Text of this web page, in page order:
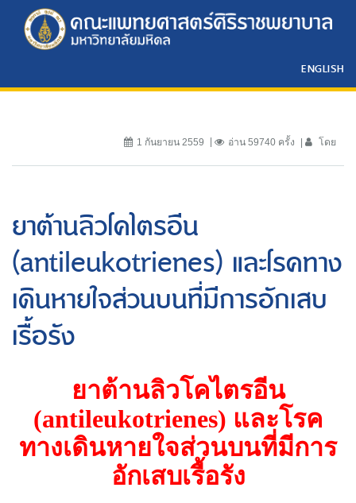
ENGLISH
1 กันยายน 2559 อ่าน 59740 ครั้ง โดย
ยาต้านลิวโคไตรอีน
(antileukotrienes) และโรคทาง
เดินหายใจส่วนบนที่มีการอักเสบ
เรื้อรัง
ยาต้านลิวโคไตรอีน
(antileukotrienes) และโรค
ทางเดินหายใจส่วนบนที่มีการ
อักเสบเรื้อรัง